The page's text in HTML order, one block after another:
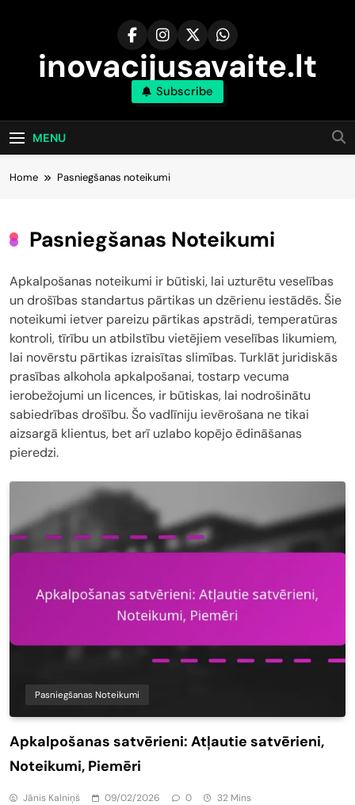
inovacijusavaite.lt
Subscribe
MENU
Home Pasniegšanas noteikumi
Pasniegšanas Noteikumi
Apkalpošanas noteikumi ir būtiski, lai uzturētu veselības
un drošības standartus pārtikas un dzērienu iestādēs. Šie
noteikumi ietver pareizu pārtikas apstrādi, temperatūras
kontroli, tīrību un atbilstību vietējiem veselības likumiem,
lai novērstu pārtikas izraisītas slimības. Turklāt juridiskās
prasības alkohola apkalpošanai, tostarp vecuma
ierobežojumi un licences, ir būtiskas, lai nodrošinātu
sabiedrības drošību. Šo vadlīniju ievērošana ne tikai
aizsargā klientus, bet arī uzlabo kopējo ēdināšanas
pieredzi.
Pasniegšanas Noteikumi
Apkalpošanas satvērieni: Atļautie satvērieni,
Noteikumi, Piemēri
Jānis Kalniņš 09/02/2026 0 32 Mins